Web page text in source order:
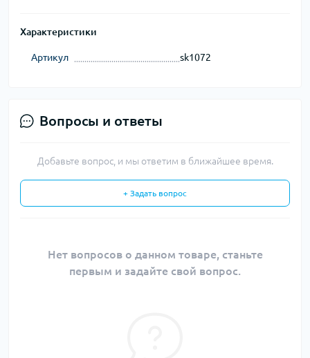
Характеристики
Артикул sk1072
Вопросы и ответы
Добавьте вопрос, и мы ответим в ближайшее время.
+ Задать вопрос
Нет вопросов о данном товаре, станьте
первым и задайте свой вопрос.